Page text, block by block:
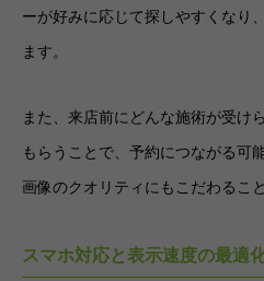
ーが好みに応じて探しやすくなり
ます。
また、来店前にどんな施術が受け
もらうことで、予約につながる可
画像のクオリティにもこだわるこ
スマホ対応と表示速度の最適